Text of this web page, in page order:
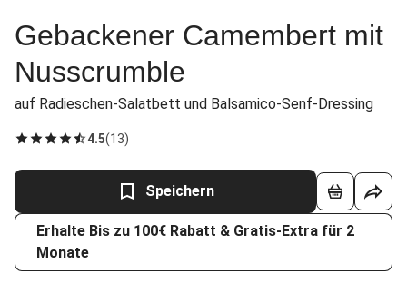
Gebackener Camembert mit
Nusscrumble
auf Radieschen-Salatbett und Balsamico-Senf-Dressing
4.5(13)
Speichern
Erhalte Bis zu 100€ Rabatt & Gratis-Extra für 2
Monate